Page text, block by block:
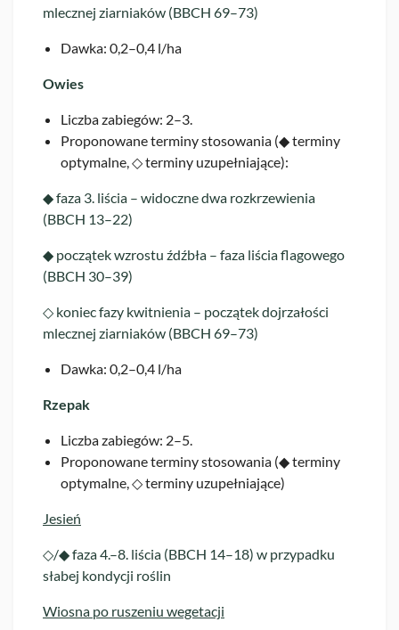
mlecznej ziarniaków (BBCH 69–73)
Dawka: 0,2–0,4 l/ha
Owies
Liczba zabiegów: 2–3.
Proponowane terminy stosowania (◆ terminy
optymalne, ◇ terminy uzupełniające):
◆ faza 3. liścia – widoczne dwa rozkrzewienia
(BBCH 13–22)
◆ początek wzrostu źdźbła – faza liścia flagowego
(BBCH 30–39)
◇ koniec fazy kwitnienia – początek dojrzałości
mlecznej ziarniaków (BBCH 69–73)
Dawka: 0,2–0,4 l/ha
Rzepak
Liczba zabiegów: 2–5.
Proponowane terminy stosowania (◆ terminy
optymalne, ◇ terminy uzupełniające)
Jesień
◇/◆ faza 4.–8. liścia (BBCH 14–18) w przypadku
słabej kondycji roślin
Wiosna po ruszeniu wegetacji